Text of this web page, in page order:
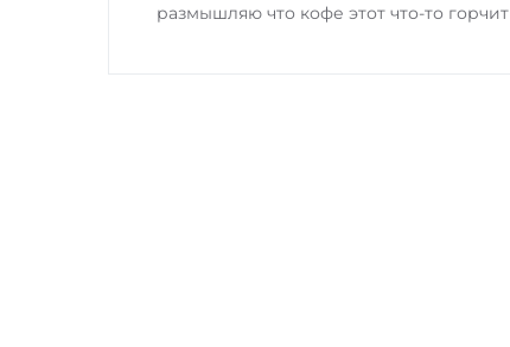
размышляю что кофе этот что-то горчит